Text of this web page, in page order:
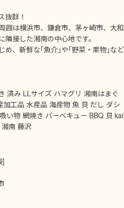
抜群！
囲は横浜市、鎌倉市、茅ヶ崎市、大和
接した湘南の中心地です。
め、新鮮な｢魚介｣や｢野菜・果物｣など
済み LLサイズ ハマグリ 湘南はまぐ
工品 水産品 海産物 魚 貝 だし ダシ
い物 網焼き バーベキュー BBQ 貝 kai
南 藤沢
]